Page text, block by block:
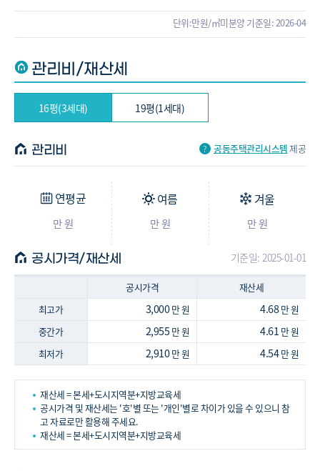
단위:만원/㎡미분양 기준일: 2026-04
관리비/재산세
16평(3세대) 19평(1세대)
관리비 공동주택관리시스템제공
연평균
만 원
여름
만 원
겨울
만 원
공시가격/재산세 기준일: 2025-01-01
공시가격
재산세
최고가
3,000만 원 4.68만 원
중간가
2,955만 원 4.61 만 원
최저가
2,910만 원 4.54만 원
재산세 = 본세+도시지역분+지방교육세
공시가격 및 재산세는 '호'별 또는 '개인'별로 차이가 있을 수 있으니 참
고 자료로만 활용해 주세요.
재산세 = 본세+도시지역분+지방교육세